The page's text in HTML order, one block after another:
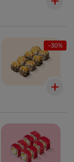
-30%